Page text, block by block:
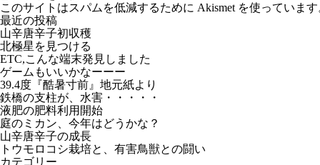
このサイトはスパムを低減するために Akismet を使っていま
最近の投稿
山辛唐辛子初収穫
北極星を見つける
ETC,こんな端末発見しました
ゲームもいいかなーーー
39.4度『酷暑寸前』地元紙より
鉄橋の支柱が、水害・・・・・
液肥の肥料利用開始
庭のミカン、今年はどうかな？
山辛唐辛子の成長
トウモロコシ栽培と、有害鳥獣との闘い
カテゴリー